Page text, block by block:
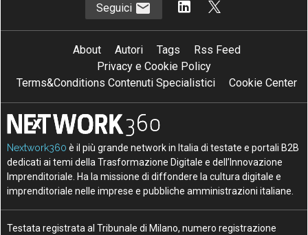
Seguici
About Autori Tags
Rss Feed
Privacy e Cookie Policy
Terms&Conditions Contenuti Specialistici
Cookie Center
Nextwork360 è il più grande network in Italia di testate e portali B2B
dedicati ai temi della Trasformazione Digitale e dell’Innovazione
Imprenditoriale. Ha la missione di diffondere la cultura digitale e
imprenditoriale nelle imprese e pubbliche amministrazioni italiane.
Testata registrata al Tribunale di Milano, numero registrazione